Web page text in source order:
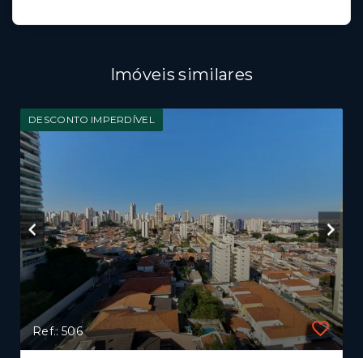
Imóveis similares
DESCONTO IMPERDÍVEL
Ref.: 506